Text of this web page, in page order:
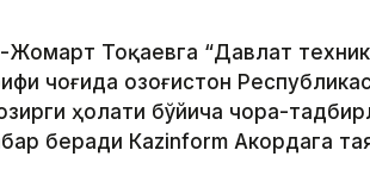
Жомарт Тоқаевга “Давлат
чоғида Қозоғистон
ҳолати бўйича чора-
беради Каzinform Акордага